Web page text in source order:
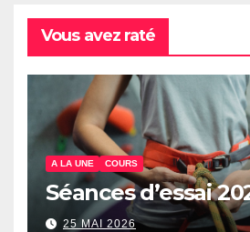
Vous avez raté
A LA UNE COURS
Séances d’essai
25 MAI 2026